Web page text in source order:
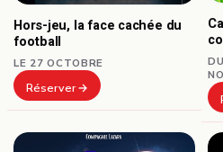
Hors-jeu, la face cachée du
football
LE 27 OCTOBRE
Réserver